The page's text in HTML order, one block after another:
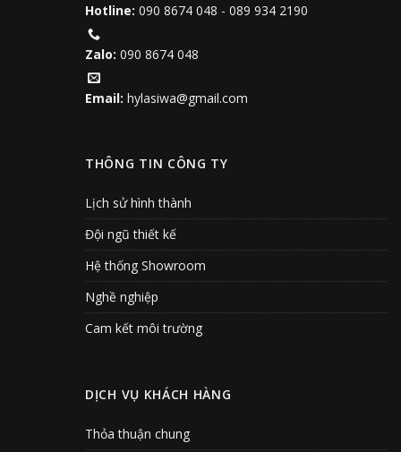
Hotline: 090 8674 048 - 089 934 2190
Zalo: 090 8674 048
Email: hylasiwa@gmail.com
THÔNG TIN CÔNG TY
Lịch sử hình thành
Đội ngũ thiết kế
Hệ thống Showroom
Nghề nghiệp
Cam kết môi trường
DỊCH VỤ KHÁCH HÀNG
Thỏa thuận chung